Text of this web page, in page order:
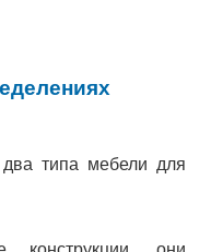
типа мебели для